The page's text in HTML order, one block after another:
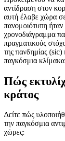
αντίδραση στον
αυτή έλαβε χώρα
πανομοιότυπη
χρονοδιάγραμμα
πραγματικούς
της πανδημίας
παγκόσμια
Πώς
κράτος
Δείτε πώς
την παγκόσμια
χώρες: